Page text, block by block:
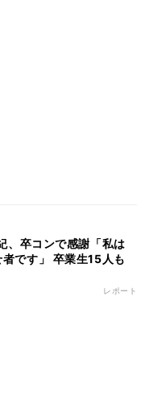
、卒コンで感謝「私は
です」 卒業生15人も
レポート